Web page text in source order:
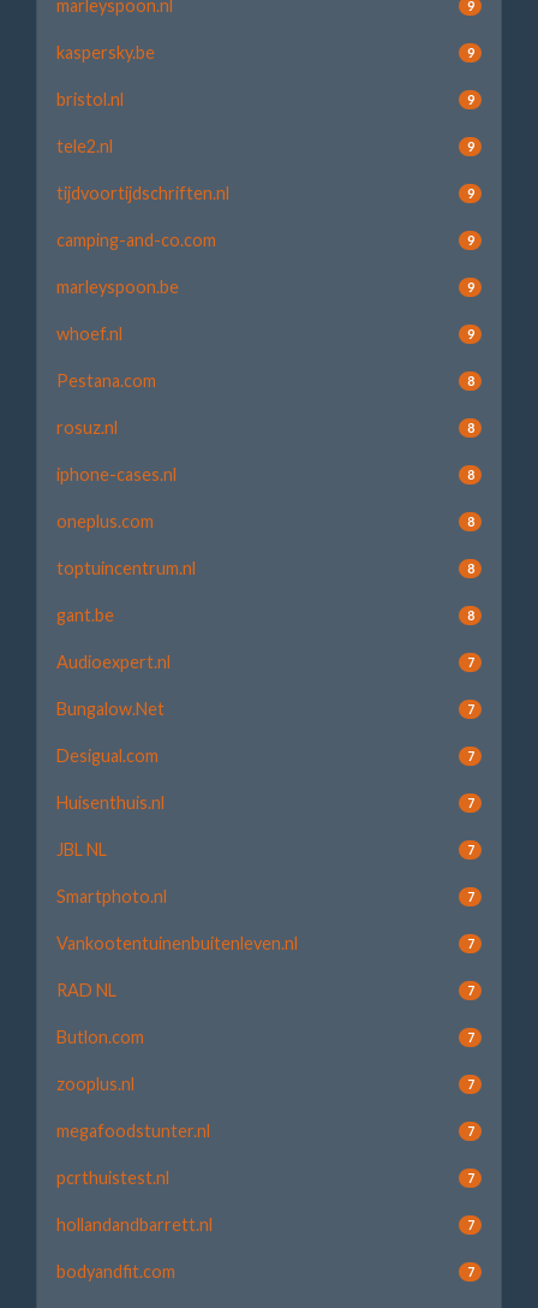
marleyspoon.nl 9
kaspersky.be 9
bristol.nl 9
tele2.nl 9
tijdvoortijdschriften.nl 9
camping-and-co.com 9
marleyspoon.be 9
whoef.nl 9
Pestana.com 8
rosuz.nl 8
iphone-cases.nl 8
oneplus.com 8
toptuincentrum.nl 8
gant.be 8
Audioexpert.nl 7
Bungalow.Net 7
Desigual.com 7
Huisenthuis.nl 7
JBL NL 7
Smartphoto.nl 7
Vankootentuinenbuitenleven.nl 7
RAD NL 7
Butlon.com 7
zooplus.nl 7
megafoodstunter.nl 7
pcrthuistest.nl 7
hollandandbarrett.nl 7
bodyandfit.com 7